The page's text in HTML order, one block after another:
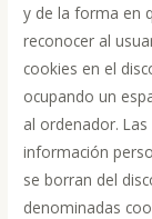
y de la forma en
reconocer al
cookies en el
ocupando un
al ordenador.
información
se borran del
denominadas